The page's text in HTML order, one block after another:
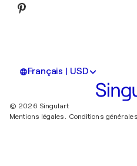
Français | USD
© 2026 Singulart
Mentions légales. Conditions